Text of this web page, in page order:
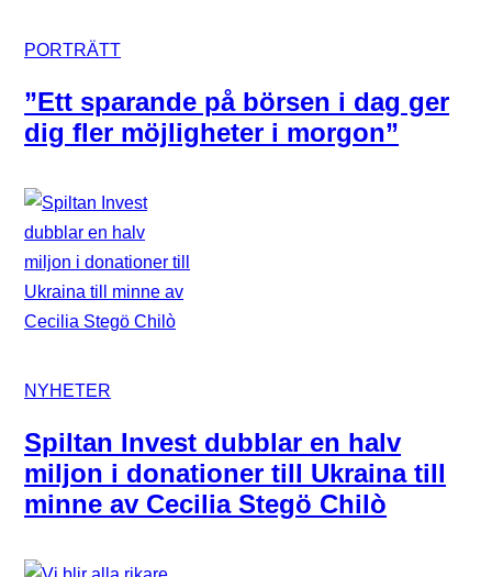
PORTRÄTT
”Ett sparande på börsen i dag ger
dig fler möjligheter i morgon”
NYHETER
Spiltan Invest dubblar en halv
miljon i donationer till Ukraina till
minne av Cecilia Stegö Chilò